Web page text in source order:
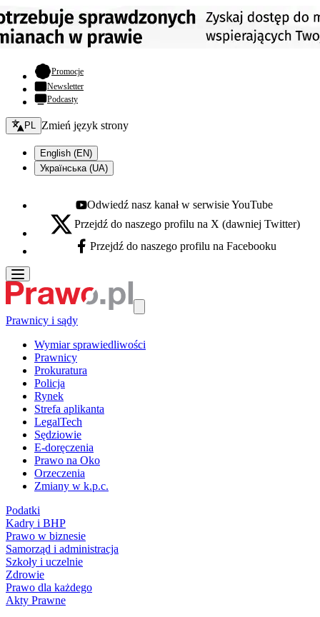
Promocje- otwiera się w nowej karcie
Newsletter
Podcasty
Zmień język - bieżący:
PL Zmień język strony
English (EN)
Українська (UA)
Youtube - otwiera się w nowej karcie
Odwiedź nasz kanał w serwisie YouTube
X - otwiera się w nowej karcie
Przejdź do naszego profilu na X (dawniej Twitter)
Facebook - otwiera się w nowej karcie
Przejdź do naszego profilu na Facebooku
Prawnicy i sądy
Wymiar sprawiedliwości
Prawnicy
Prokuratura
Policja
Rynek
Strefa aplikanta
LegalTech
Sędziowie
E-doręczenia
Prawo na Oko
Orzeczenia
Zmiany w k.p.c.
Podatki
Kadry i BHP
Prawo w biznesie
Samorząd i administracja
Szkoły i uczelnie
Zdrowie
Prawo dla każdego
Akty Prawne